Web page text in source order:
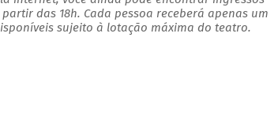
das 18h. Cada pessoa receberá apenas um
sujeito à lotação máxima do teatro.